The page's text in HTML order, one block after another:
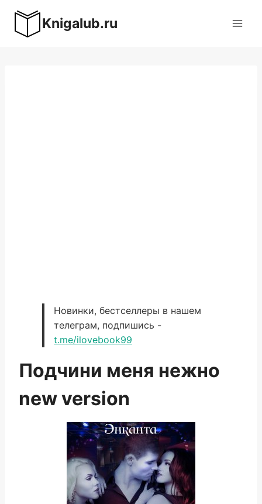
содержимому
Knigalub.ru
Новинки, бестселлеры в нашем
телеграм, подпишись -
t.me/ilovebook99
Подчини меня нежно
new version